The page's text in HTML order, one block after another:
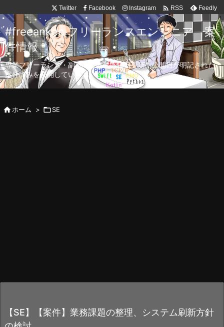
Twitter Facebook Instagram  RSS Feedly
#freeanken フリーランスエンジニア 案
件情報
専業フリーランス・副業向け案件を毎日更新！公開日が明記された
案件のみを公開しています。
ホーム > SE
【SE】【案件】業務課題の整理、システム刷新方針